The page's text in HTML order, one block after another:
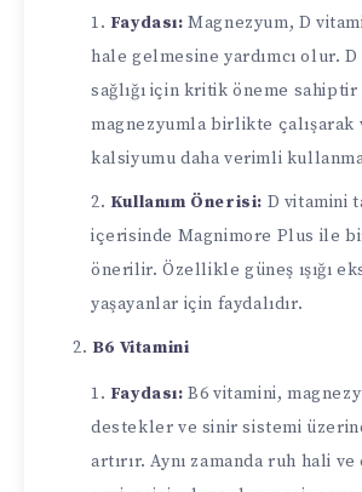
Faydası: Magnezyum, D
hale gelmesine yardımcı olur.
sağlığı için kritik öneme sahiptir
magnezyumla birlikte çalışarak
kalsiyumu daha verimli
Kullanım Önerisi: D vitamini
içerisinde Magnimore Plus ile
önerilir. Özellikle güneş ışığı
yaşayanlar için faydalıdır.
B6 Vitamini
Faydası: B6 vitamini,
destekler ve sinir sistemi
artırır. Aynı zamanda ruh hali